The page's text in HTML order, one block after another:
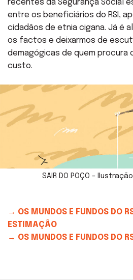
recentes da Segurança Social
entre os beneficiários do RSI,
cidadãos de etnia cigana. Já é
os factos e deixarmos de
demagógicas de quem procura
custo.
SAIR DO POÇO –
→ OS MUNDOS E FUNDOS DO
ESTIMAÇÃO
→ OS MUNDOS E FUNDOS DO